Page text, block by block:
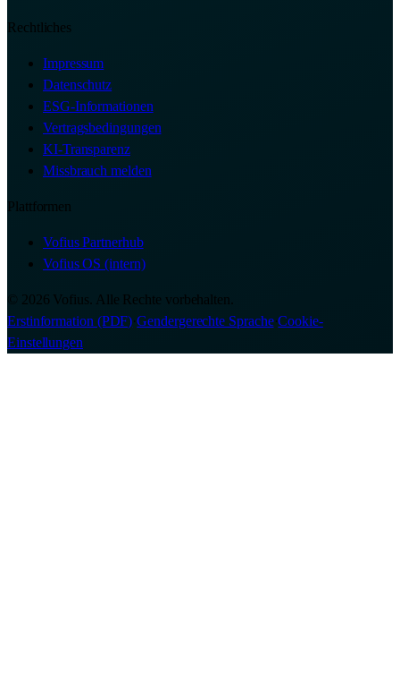
Rechtliches
Impressum
Datenschutz
ESG-Informationen
Vertragsbedingungen
KI-Transparenz
Missbrauch melden
Plattformen
Vofius Partnerhub
Vofius OS (intern)
© 2026 Vofius. Alle Rechte vorbehalten.
Erstinformation (PDF)·Gendergerechte Sprache·Cookie-
Einstellungen